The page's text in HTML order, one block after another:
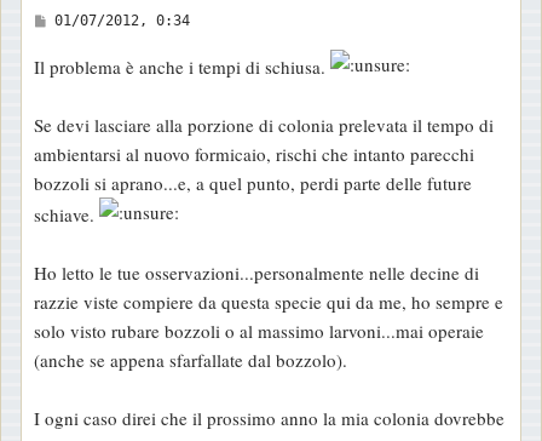
M
s
a
g
g
i
01/07/2012, 0:34
Il problema è anche i tempi di schiusa.
Se devi lasciare alla porzione di colonia prelevata il tempo di
ambientarsi al nuovo formicaio, rischi che intanto parecchi
bozzoli si aprano...e, a quel punto, perdi parte delle future
schiave.
Ho letto le tue osservazioni...personalmente nelle decine di
razzie viste compiere da questa specie qui da me, ho sempre e
solo visto rubare bozzoli o al massimo larvoni...mai operaie
(anche se appena sfarfallate dal bozzolo).
I ogni caso direi che il prossimo anno la mia colonia dovrebbe